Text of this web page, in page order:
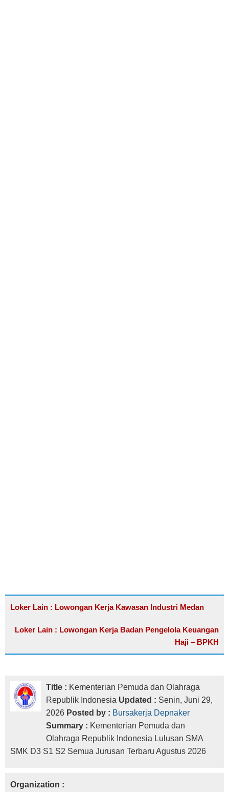
Loker Lain : Lowongan Kerja Kawasan Industri Medan
Loker Lain : Lowongan Kerja Badan Pengelola Keuangan
Haji – BPKH
Title : Kementerian Pemuda dan Olahraga
Republik Indonesia Updated : Senin, Juni 29,
2026 Posted by : Bursakerja Depnaker
Summary : Kementerian Pemuda dan
Olahraga Republik Indonesia Lulusan SMA
SMK D3 S1 S2 Semua Jurusan Terbaru Agustus 2026
Organization :